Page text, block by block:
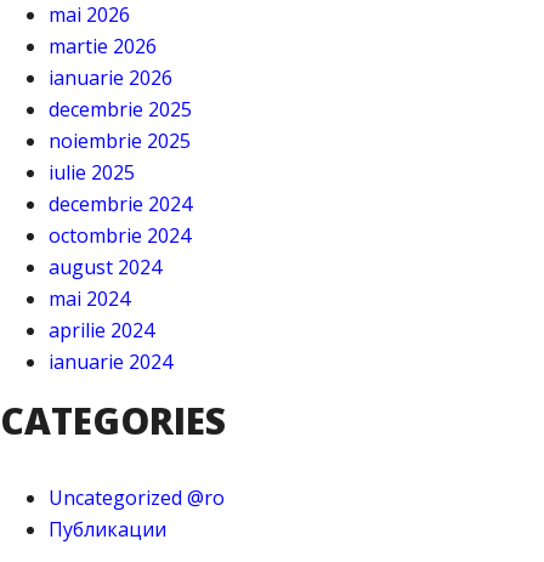
mai 2026
martie 2026
ianuarie 2026
decembrie 2025
noiembrie 2025
iulie 2025
decembrie 2024
octombrie 2024
august 2024
mai 2024
aprilie 2024
ianuarie 2024
CATEGORIES
Uncategorized @ro
Публикации